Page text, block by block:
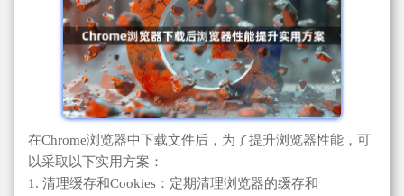
在Chrome浏览器中下载文件后，为了提升浏览器性能，可
以采取以下实用方案：
1. 清理缓存和Cookies：定期清理浏览器的缓存和